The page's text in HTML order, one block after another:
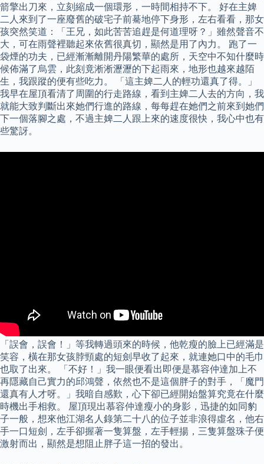
箭擎出刀來，立刻縮成一個環形，一時間相持不下。 好在主婢
二人來到了一座廢舊的破宅子前驀地停下身形，左右看看，那女
孩突然笑道：「王兄，如此苦苦追趕是何道理呀？」雖然聲音不
大，可在雨聲裡聽起來依舊很真切，顯然是用了內力。 跑了一
袋煙的功夫，已經漸漸離開丹陽繁華的處所，天空中不知什麼時
候佈滿了烏雲，此刻竟淅淅瀝瀝的下起雨來，地形也越來越陌
生，我跟蹤的便有些吃力。 「這主婢二人的輕功還真了得。」
我早在屋頂看清了周圍的行走路線，看到主婢二人去的方向，我
就能大致判斷出來她們行進的路線，每每趕在她們之前來到她們
下一個落腳之處，不過主婢二人跟上來的速度很快，我心中也有
些驚訝。
「誤會，誤會！」等我轉過頭來的時候，他乾瘦的臉上已經滿是
笑容，橫在那女孩脖頸處的短劍早收了起來，就連她口中的毛巾
也取了出來。 「不好！」我一眼便看出即便是慕容仲達加上不
再隱藏自己實力的邱鴻聲，依然也不是這個胖子的對手，「魔門
還真有人才呀。」我暗自感歎，心下卻已經開始盤算究竟在什麼
時機出手相救。 屋頂現出慕容仲達瘦小的身影，迅捷的如同豹
子一般，想來他江湖名人錄第二十八的位子並非浪得虛名，他右
手一口短劍，左手卻握著一隻算盤，左手輕揚，三隻算盤珠子便
激射而出，顯然是想阻止胖子這一招的發出。